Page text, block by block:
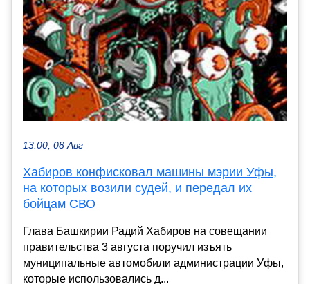
13:00, 08 Авг
Хабиров конфисковал машины мэрии Уфы,
на которых возили судей, и передал их
бойцам СВО
Глава Башкирии Радий Хабиров на совещании
правительства 3 августа поручил изъять
муниципальные автомобили администрации Уфы,
которые использовались д...